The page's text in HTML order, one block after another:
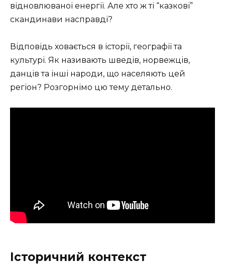
відновлюваної енергії. Але хто ж ті “казкові”
скандинави насправді?
Відповідь ховається в історії, географії та
культурі. Як називають шведів, норвежців,
данців та інші народи, що населяють цей
регіон? Розгорнімо цю тему детально.
Історичний контекст